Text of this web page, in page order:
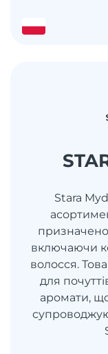
Stara
включаючи
волосся.
для
аромати,